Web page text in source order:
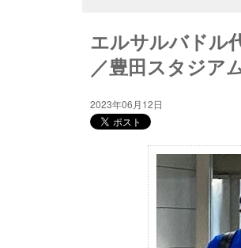
エルサルバドル
／豊田スタジアム
2023年06月12日